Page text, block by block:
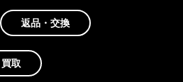
返品・交換
買取